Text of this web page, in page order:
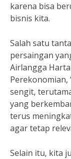
karena bisa
bisnis kita.
Salah satu
persaingan
Airlangga
Perekonomian,
sengit,
yang
terus
agar tetap
Selain itu, kita